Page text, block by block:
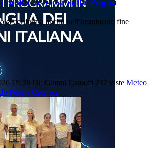
si conferma anche nell’imminente fine
19:38 Di: Gianni Catucci 237 viste Meteo
Puglia Cronaca